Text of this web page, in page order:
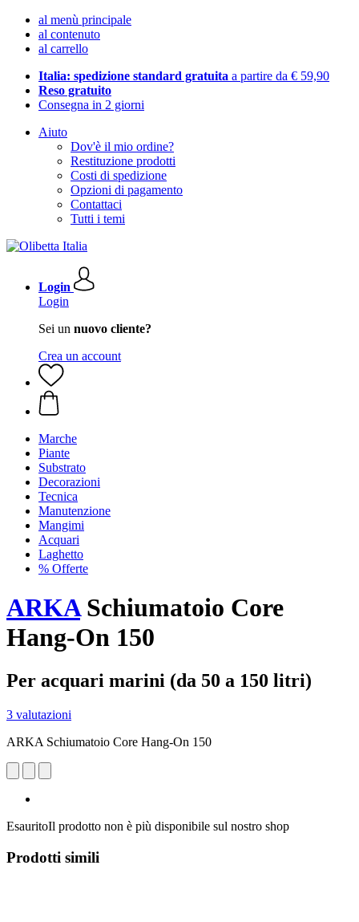
al menù principale
al contenuto
al carrello
Italia: spedizione standard gratuita a partire da € 59,90
Reso gratuito
Consegna in 2 giorni
Aiuto
Dov'è il mio ordine?
Restituzione prodotti
Costi di spedizione
Opzioni di pagamento
Contattaci
Tutti i temi
Login
Login
Sei un nuovo cliente?
Crea un account
Marche
Piante
Substrato
Decorazioni
Tecnica
Manutenzione
Mangimi
Acquari
Laghetto
% Offerte
ARKASchiumatoio Core
Hang-On 150
Per acquari marini (da 50 a 150 litri)
3 valutazioni
ARKA Schiumatoio Core Hang-On 150
EsauritoIl prodotto non è più disponibile sul nostro shop
Prodotti simili